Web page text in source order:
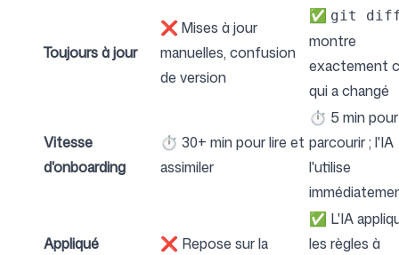
Toujours à jour
❌ Mises à jour
manuelles, confusion
de version
✅ git
montre
exactement
qui a changé
Vitesse
d'onboarding
⏱ 30+ min pour lire et
assimiler
⏱ 5 min pour
parcourir ; l'IA
l'utilise
Appliqué
❌ Repose sur la
✅ L'IA
les règles à